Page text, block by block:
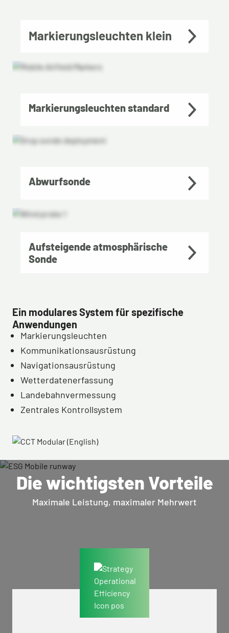
Markierungsleuchten klein
Markierungsleuchten standard
Abwurfsonde
Aufsteigende atmosphärische
Sonde
Ein modulares System für spezifische
Anwendungen
Markierungsleuchten
Kommunikationsausrüstung
Navigationsausrüstung
Wetterdatenerfassung
Landebahnvermessung
Zentrales Kontrollsystem
Die wichtigsten Vorteile
Maximale Leistung, maximaler Mehrwert